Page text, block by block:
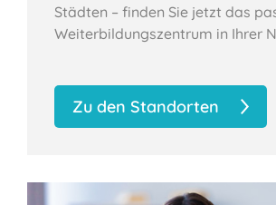
Städten – finden Sie jetzt das
Weiterbildungszentrum in Ihrer
Zu den Standorten